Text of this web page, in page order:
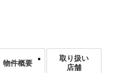
物件概要
取り扱い
店舗